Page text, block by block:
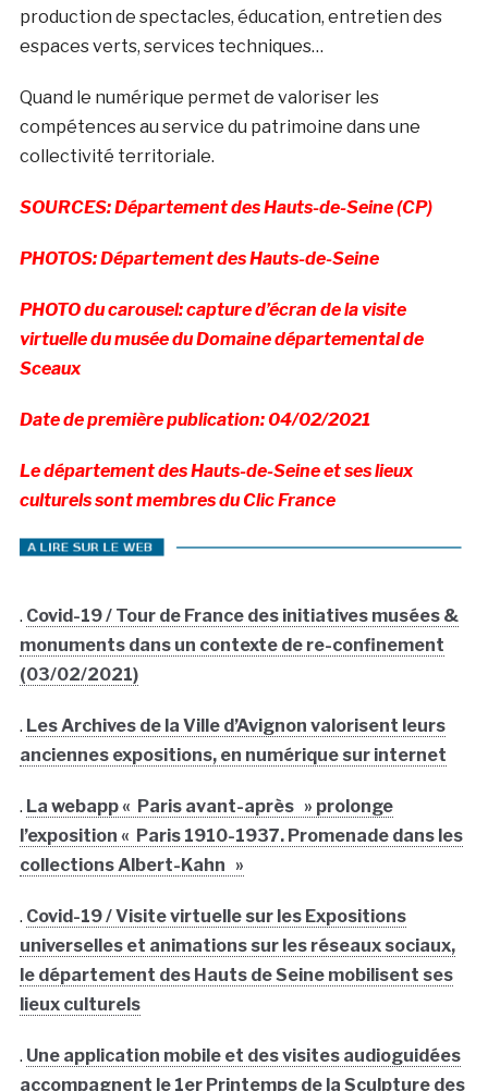
production de spectacles, éducation, entretien des
espaces verts, services techniques…
Quand le numérique permet de valoriser les
compétences au service du patrimoine dans une
collectivité territoriale.
SOURCES: Département des Hauts-de-Seine (CP)
PHOTOS: Département des Hauts-de-Seine
PHOTO du carousel: capture d’écran de la visite
virtuelle du musée du Domaine départemental de
Sceaux
Date de première publication: 04/02/2021
Le département des Hauts-de-Seine et ses lieux
culturels sont membres du Clic France
. Covid-19 / Tour de France des initiatives musées &
monuments dans un contexte de re-confinement
(03/02/2021)
. Les Archives de la Ville d’Avignon valorisent leurs
anciennes expositions, en numérique sur internet
. La webapp « Paris avant-après » prolonge
l’exposition « Paris 1910-1937. Promenade dans les
collections Albert-Kahn »
. Covid-19 / Visite virtuelle sur les Expositions
universelles et animations sur les réseaux sociaux,
le département des Hauts de Seine mobilisent ses
lieux culturels
. Une application mobile et des visites audioguidées
accompagnent le 1er Printemps de la Sculpture des